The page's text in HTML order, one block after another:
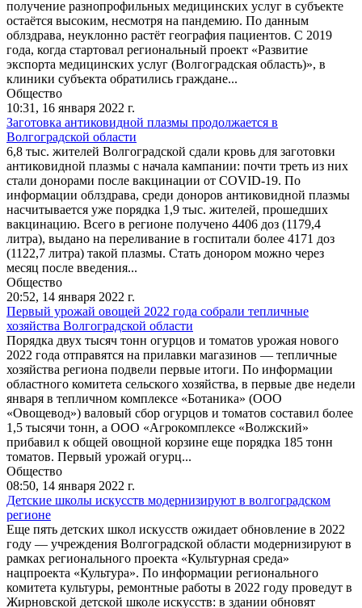
получение разнопрофильных медицинских услуг в субъекте
остаётся высоким, несмотря на пандемию. По данным
облздрава, неуклонно растёт география пациентов. С 2019
года, когда стартовал региональный проект «Развитие
экспорта медицинских услуг (Волгоградская область)», в
клиники субъекта обратились граждане...
Общество
10:31, 16 января 2022 г.
Заготовка антиковидной плазмы продолжается в
Волгоградской области
6,8 тыс. жителей Волгоградской сдали кровь для заготовки
антиковидной плазмы с начала кампании: почти треть из них
стали донорами после вакцинации от COVID-19. По
информации облздрава, среди доноров антиковидной плазмы
насчитывается уже порядка 1,9 тыс. жителей, прошедших
вакцинацию. Всего в регионе получено 4406 доз (1179,4
литра), выдано на переливание в госпитали более 4171 доз
(1122,7 литра) такой плазмы. Стать донором можно через
месяц после введения...
Общество
20:52, 14 января 2022 г.
Первый урожай овощей 2022 года собрали тепличные
хозяйства Волгоградской области
Порядка двух тысяч тонн огурцов и томатов урожая нового
2022 года отправятся на прилавки магазинов — тепличные
хозяйства региона подвели первые итоги. По информации
областного комитета сельского хозяйства, в первые две недели
января в тепличном комплексе «Ботаника» (ООО
«Овощевод») валовый сбор огурцов и томатов составил более
1,5 тысячи тонн, а ООО «Агрокомплексе «Волжский»
прибавил к общей овощной корзине еще порядка 185 тонн
томатов. Первый урожай огурц...
Общество
08:50, 14 января 2022 г.
Детские школы искусств модернизируют в волгоградском
регионе
Еще пять детских школ искусств ожидает обновление в 2022
году — учреждения Волгоградской области модернизируют в
рамках регионального проекта «Культурная среда»
нацпроекта «Культура». По информации регионального
комитета культуры, ремонтные работы в 2022 году проведут в
Жирновской детской школе искусств: в здании обновят